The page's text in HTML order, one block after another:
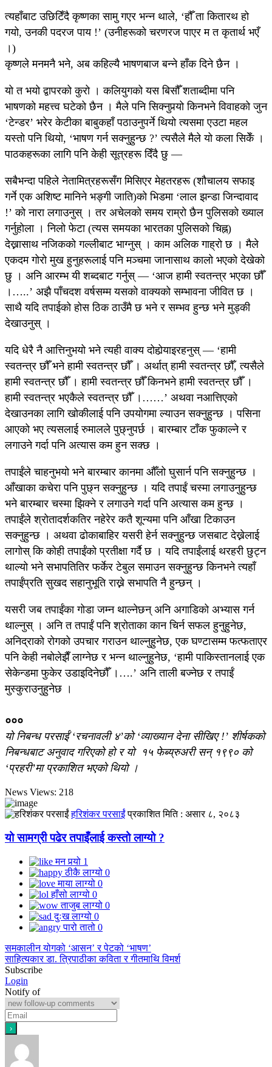
त्यहाँबाट उछिटिँदै कृष्णका सामु गएर भन्न थाले, ‘हौँ ता कितारथ हो
गयो, उनकी पदरज पाय !’ (उनीहरूको चरणरज पाएर म त कृतार्थ भएँ
।)
कृष्णले मनमनै भने, अब कहिल्यै भाषणबाज बन्ने हाँक दिने छैन ।
यो त भयो द्वापरको कुरो । कलियुगको यस बिसौँ शताब्दीमा पनि
भाषणको महत्त्व घटेको छैन । मैले पनि सिक्नुपर्‍यो किनभने विवाहको जुन
‘टेन्डर’ भरेर केटीका बाबुकहाँ पठाउनुपर्ने थियो त्यसमा एउटा महल
यस्तो पनि थियो, ‘भाषण गर्न सक्नुहुन्छ ?’ त्यसैले मैले यो कला सिकेँ ।
पाठकहरूका लागि पनि केही सूत्रहरू दिँदै छु —
सबैभन्दा पहिले नेतामित्रहरूसँग मिसिएर मेहतरहरू (शौचालय सफाइ
गर्ने एक अशिष्ट मानिने भङ्गी जाति)को भिडमा ‘लाल झन्डा जिन्दावाद
!’ को नारा लगाउनुस् । तर अचेलको समय राम्रो छैन पुलिसको ख्याल
गर्नुहोला । निलो फेटा (त्यस समयका भारतका पुलिसको चिह्न)
देख्नासाथ नजिकको गल्लीबाट भाग्नुस् । काम अलिक गाह्रो छ । मैले
एकदम गोरो मुख हुनुहरूलाई पनि मञ्चमा जानासाथ कालो भएको देखेको
छु । अनि आरम्भ यी शब्दबाट गर्नुस् — ‘आज हामी स्वतन्त्र भएका छौँ
।…..’ अझै पाँचदश वर्षसम्म यसको वाक्यको सम्भावना जीवित छ ।
साथै यदि तपाईको होस ठिक ठाउँमै छ भने र सम्भव हुन्छ भने मुड्की
देखाउनुस् ।
यदि धेरै नै आत्तिनुभयो भने त्यही वाक्य दोहोर्‍याइरहनुस् — ‘हामी
स्वतन्त्र छौँ भने हामी स्वतन्त्र छौँ । अर्थात् हामी स्वतन्त्र छौँ, त्यसैले
हामी स्वतन्त्र छौँ । हामी स्वतन्त्र छौँ किनभने हामी स्वतन्त्र छौँ ।
हामी स्वतन्त्र भएकैले स्वतन्त्र छौँ ।……’ अथवा नआत्तिएको
देखाउनका लागि खोकीलाई पनि उपयोगमा ल्याउन सक्नुहुन्छ । पसिना
आएको भए त्यसलाई रुमालले पुछ्नुपर्छ । बारम्बार टाँक फुकाल्ने र
लगाउने गर्दा पनि अत्यास कम हुन सक्छ ।
तपाईंले चाहनुभयो भने बारम्बार कानमा औँलो घुसार्न पनि सक्नुहुन्छ ।
आँखाका कचेरा पनि पुछ्न सक्नुहुन्छ । यदि तपाईं चस्मा लगाउनुहुन्छ
भने बारम्बार चस्मा झिक्ने र लगाउने गर्दा पनि अत्यास कम हुन्छ ।
तपाईंले श्रोतादर्शकतिर नहेरेर कतै शून्यमा पनि आँखा टिकाउन
सक्नुहुन्छ । अथवा ढोकाबाहिर यसरी हेर्न सक्नुहुन्छ जसबाट देख्नेलाई
लागोस् कि कोही तपाईंको प्रतीक्षा गर्दै छ । यदि तपाईंलाई थरहरी छुट्न
थाल्यो भने सभापतितिर फर्केर टेबुल समाउन सक्नुहुन्छ किनभने त्यहाँ
तपाईंप्रति सुखद सहानुभूति राख्ने सभापति नै हुन्छन् ।
यसरी जब तपाईंका गोडा जम्न थाल्नेछन् अनि अगाडिको अभ्यास गर्न
थाल्नुस् । अनि त तपाईं पनि श्रोताका कान चिर्न सफल हुनुहुनेछ,
अनिद्राको रोगको उपचार गराउन थाल्नुहुनेछ, एक घण्टासम्म फत्फताएर
पनि केही नबोलेझैँ लाग्नेछ र भन्न थाल्नुहुनेछ, ‘हामी पाकिस्तानलाई एक
सेकेन्डमा फुकेर उडाइदिनेछौँ ।….’ अनि ताली बज्नेछ र तपाईं
मुस्कुराउनुहुनेछ ।
०००
यो निबन्ध परसाईं ‘रचनावली ४’को ‘व्याख्यान देना सीखिए !’ शीर्षकको
निबन्धबाट अनुवाद गरिएको हो र यो १५ फेब्य्रुअरी सन् १९९० को
‘प्रहरी’मा प्रकाशित भएको थियो ।
News Views: 218
हरिशंकर परसाईं प्रकाशित मिति : असार ८, २०८३
यो सामग्री पढेर तपाइँलाई कस्तो लाग्यो ?
मन पर्‍यो 1
ठीकै लाग्यो 0
माया लाग्यो 0
हाँसो लाग्यो 0
ताजुब लाग्यो 0
दुःख लाग्यो 0
पारो तातो 0
समकालीन योगको ‘आसन’ र पेटको ‘भाषण’
साहित्यकार डा. त्रिपाठीका कविता र गीतमाथि विमर्श
Subscribe
Login
Notify of